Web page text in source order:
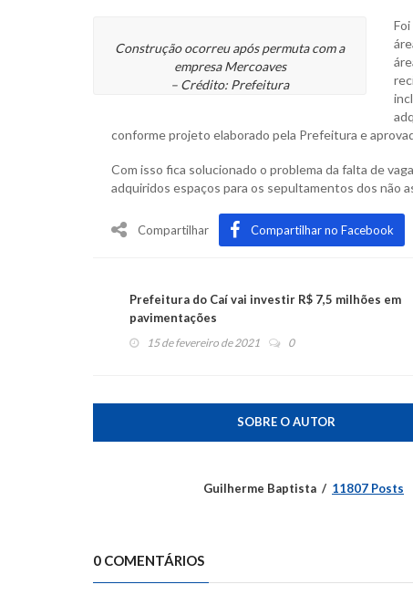
Construção ocorreu após permuta com a
empresa Mercoaves
– Crédito: Prefeitura
conforme projeto elaborado pela Prefeitura e
Com isso fica solucionado o problema da falta de
adquiridos espaços para os sepultamentos dos não
Compartilhar Compartilhar no Facebook
Prefeitura do Caí vai investir R$ 7,5 milhões em
pavimentações
15 de fevereiro de 2021 0
SOBRE O AUTOR
Guilherme Baptista 11807 Posts
0 COMENTÁRIOS